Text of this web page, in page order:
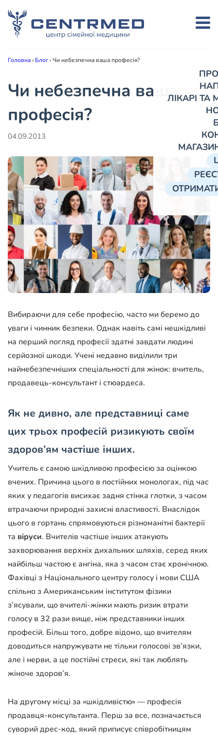
ЛІКАРІ
Головна› Блог›Чи небезпечна ваша професія?
Чи небезпечна ваша
професія?
04.09.2013
Вибираючи для себе професію, часто ми беремо до
уваги і чинник безпеки. Однак навіть самі нешкідливі
на перший погляд професії здатні завдати людині
серйозної шкоди. Учені недавно виділили три
найнебезпечніших спеціальності для жінок: вчитель,
продавець-консультант і стюардеса.
Як не дивно, але представниці саме
цих трьох професій ризикують своїм
здоров’ям частіше інших.
Учитель є самою шкідливою професією за оцінкою
вчених. Причина цього в постійних монологах, під час
яких у педагогів висихає задня стінка глотки, з часом
втрачаючи природні захисні властивості. Внаслідок
цього в гортань спрямовуються різноманітні бактерії
та віруси. Вчителів частіше інших атакують
захворювання верхніх дихальних шляхів, серед яких
найбільш частою є ангіна, яка з часом стає хронічною.
Фахівці з Національного центру голосу і мови США
спільно з Американським інститутом фізики
з’ясували, що вчителі-жінки мають ризик втрати
голосу в 32 рази вище, ніж представники інших
професій. Більш того, добре відомо, що вчителям
доводиться напружувати не тільки голосові зв’язки,
але і нерви, а це постійні стреси, які так люблять
жіноче здоров’я.
На другому місці за «шкідливістю» — професія
продавця-консультанта. Перш за все, позначається
суворий дрес-код, який приписує співробітницям